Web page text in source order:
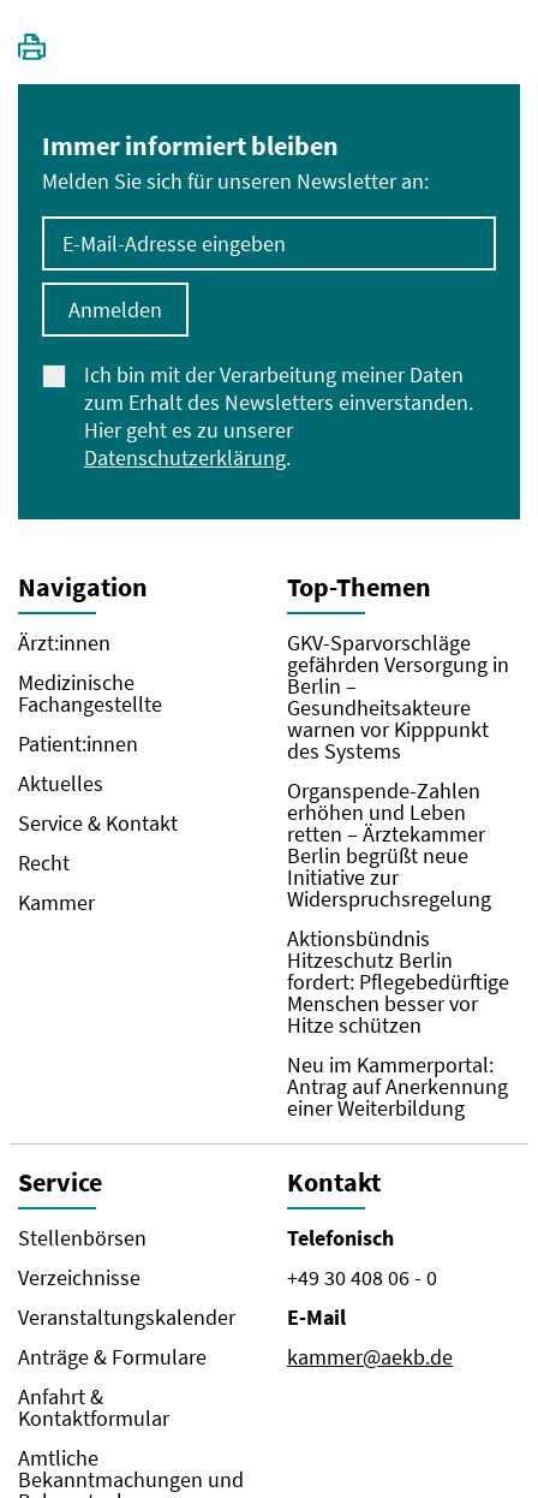
Immer informiert bleiben
Melden Sie sich für unseren Newsletter an:
E-Mail-Adresse eingeben
Ich bin mit der Verarbeitung meiner Daten
zum Erhalt des Newsletters einverstanden.
Hier geht es zu unserer
Datenschutzerklärung.
Anmelden
Navigation
Ärzt:innen
Medizinische
Fachangestellte
Patient:innen
Aktuelles
Service & Kontakt
Recht
Kammer
Top-Themen
GKV-Sparvorschläge
gefährden Versorgung in
Berlin –
Gesundheitsakteure
warnen vor Kipppunkt
des Systems
Organspende-Zahlen
erhöhen und Leben
retten – Ärztekammer
Berlin begrüßt neue
Initiative zur
Widerspruchsregelung
Aktionsbündnis
Hitzeschutz Berlin
fordert: Pflegebedürftige
Menschen besser vor
Hitze schützen
Neu im Kammerportal:
Antrag auf Anerkennung
einer Weiterbildung
Service
Stellenbörsen
Verzeichnisse
Veranstaltungskalender
Anträge & Formulare
Anfahrt &
Kontaktformular
Amtliche
Bekanntmachungen und
Kontakt
Telefonisch
+49 30 408 06 - 0
E-Mail
kammer@aekb.de